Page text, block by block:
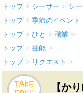
トップ > シーサー > シ
トップ > 季節のイベント
トップ > ひと > 職業 >
トップ > 芸能 >
トップ > リクエスト >
【か